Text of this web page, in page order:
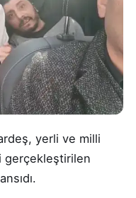
yerli ve milli
gerçekleştirilen